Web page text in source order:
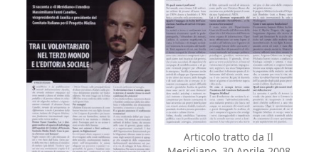
Articolo tratto da Il